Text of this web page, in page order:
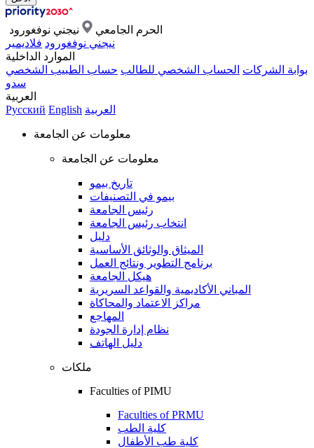
الحرم الجامعي
نيجني نوفغورود
نيجني نوفغورود فلاديمير
الموارد الداخلية
بوابة الشركات الحساب الشخصي للطالب حساب الطبيب الشخصي
سدو
العربية
Русский English العربية
معلومات عن الجامعة
معلومات عن الجامعة
تاريخ بيمو
بيمو في التصنيفات
رئيس الجامعة
انتخاب رئيس الجامعة
دليل
الميثاق والوثائق الأساسية
برنامج التطوير ونتائج العمل
هيكل الجامعة
المباني الأكاديمية والقواعد السريرية
مراكز الاعتماد والمحاكاة
المهاجع
نظام إدارة الجودة
دليل الهاتف
ملكات
Faculties of PIMU
Faculties of PRMU
كلية الطب
كلية طب الأطفال